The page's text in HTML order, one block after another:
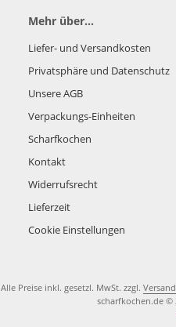
Mehr über...
Liefer- und Versandkosten
Privatsphäre und Datenschutz
Unsere AGB
Verpackungs-Einheiten
Scharfkochen
Kontakt
Widerrufsrecht
Lieferzeit
Cookie Einstellungen
Alle Preise inkl. gesetzl. MwSt. zzgl.
scharfkochen.de ©